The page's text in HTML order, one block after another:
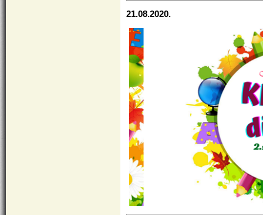
21.08.2020.